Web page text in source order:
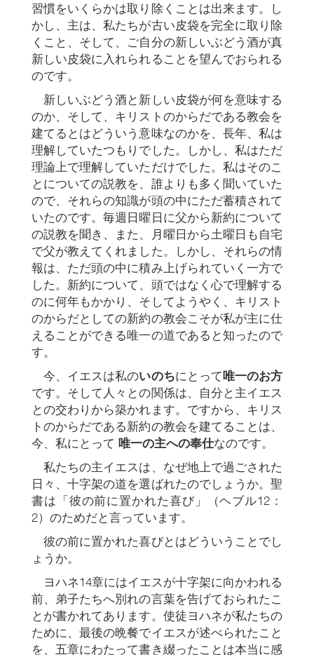
習慣をいくらかは取り除くことは出来ます。し
かし、主は、私たちが古い皮袋を完全に取り除
くこと、そして、ご自分の新しいぶどう酒が真
新しい皮袋に入れられることを望んでおられる
のです。
新しいぶどう酒と新しい皮袋が何を意味する
のか、そして、キリストのからだである教会を
建てるとはどういう意味なのかを、長年、私は
理解していたつもりでした。しかし、私はただ
理論上で理解していただけでした。私はそのこ
とについての説教を、誰よりも多く聞いていた
ので、それらの知識が頭の中にただ蓄積されて
いたのです。毎週日曜日に父から新約について
の説教を聞き、また、月曜日から土曜日も自宅
で父が教えてくれました。しかし、それらの情
報は、ただ頭の中に積み上げられていく一方で
した。新約について、頭ではなく心で理解する
のに何年もかかり、そしてようやく、キリスト
のからだとしての新約の教会こそが私が主に仕
えることができる唯一の道であると知ったので
す。
今、イエスは私のいのちにとって唯一のお方
です。そして人々との関係は、自分と主イエス
との交わりから築かれます。ですから、キリス
トのからだである新約の教会を建てることは、
今、私にとって 唯一の主への奉仕なのです。
私たちの主イエスは、なぜ地上で過ごされた
日々、十字架の道を選ばれたのでしょうか。聖
書は「彼の前に置かれた喜び」（ヘブル12：
2）のためだと言っています。
彼の前に置かれた喜びとはどういうことでし
ょうか。
ヨハネ14章にはイエスが十字架に向かわれる
前、弟子たちへ別れの言葉を告げておられたこ
とが書かれてあります。使徒ヨハネが私たちの
ために、最後の晩餐でイエスが述べられたこと
を、五章にわたって書き綴ったことは本当に感